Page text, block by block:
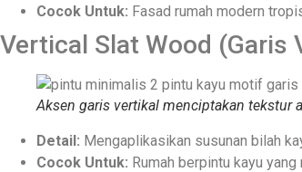
Cocok Untuk: Fasad rumah modern
Vertical Slat Wood (Garis
Aksen garis vertikal menciptakan tekstur
Detail: Mengaplikasikan susunan bilah
Cocok Untuk: Rumah berpintu kayu